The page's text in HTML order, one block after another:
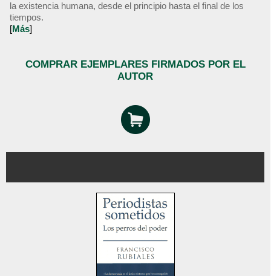
la existencia humana, desde el principio hasta el final de los
tiempos.
[Más]
COMPRAR EJEMPLARES FIRMADOS POR EL
AUTOR